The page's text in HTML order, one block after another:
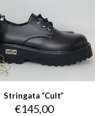
Stringata “Cult”
€145,00